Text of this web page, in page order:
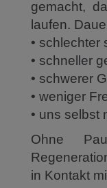
gemacht,
laufen.
• schlechter
• schneller
• schwerer
• weniger
• uns selbst
Ohne
in Kontakt